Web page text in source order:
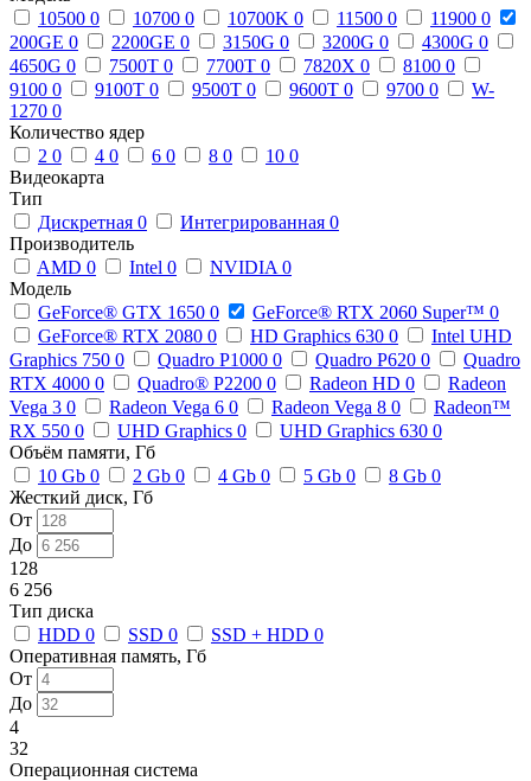
10500 0 10700 0 10700K 0 11500 0 11900 0
200GE 0 2200GE 0 3150G 0 3200G 0 4300G 0
4650G 0 7500T 0 7700T 0 7820X 0 8100 0
9100 0 9100T 0 9500T 0 9600T 0 9700 0
W-
1270 0
Количество ядер
2 0 4 0 6 0 8 0 10 0
Видеокарта
Тип
Дискретная 0 Интегрированная 0
Производитель
AMD 0 Intel 0 NVIDIA 0
Модель
GeForce® GTX 1650 0 GeForce® RTX 2060 Super™ 0
GeForce® RTX 2080 0 HD Graphics 630 0
Intel UHD
Graphics 750 0 Quadro P1000 0 Quadro P620 0
Quadro
RTX 4000 0 Quadro® P2200 0 Radeon HD 0
Radeon
Vega 3 0 Radeon Vega 6 0 Radeon Vega 8 0
Radeon™
RX 550 0 UHD Graphics 0 UHD Graphics 630 0
Объём памяти, Гб
10 Gb 0 2 Gb 0 4 Gb 0 5 Gb 0 8 Gb 0
Жесткий диск, Гб
От
До
128
6 256
Тип диска
HDD 0 SSD 0 SSD + HDD 0
Оперативная память, Гб
От
До
4
32
Операционная система